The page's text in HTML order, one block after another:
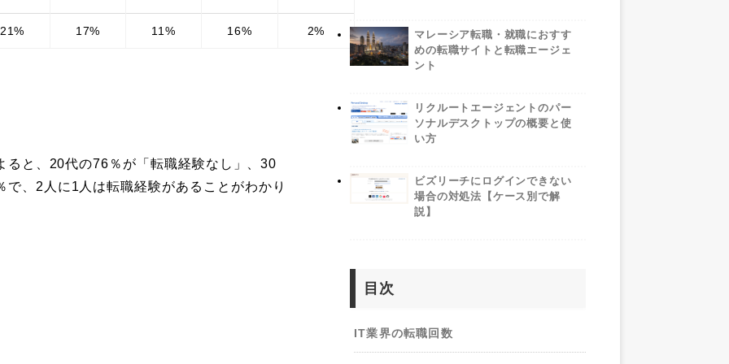
21% 17% 11% 16% 2%
と、20代の76％が「転職経験なし」、30
、2人に1人は転職経験があることがわかり
マレーシア転職・就職におすす
めの転職サイトと転職エージェ
ント
リクルートエージェントのパー
ソナルデスクトップの概要と使
い方
ビズリーチにログインできない
場合の対処法【ケース別で解
説】
目次
IT業界の転職回数